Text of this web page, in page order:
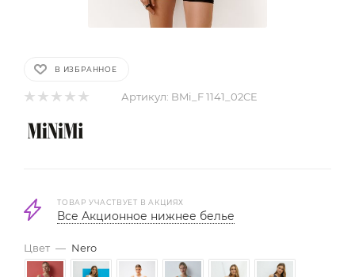
В ИЗБРАННОЕ
Артикул: BMi_F 1141_02CE
ТОВАР УЧАСТВУЕТ В АКЦИЯХ
Все Акционное нижнее белье
Цвет — Nero